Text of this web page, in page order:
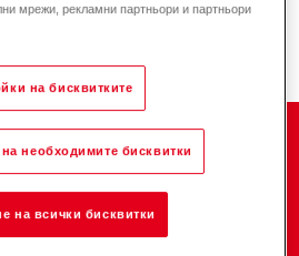
мрежи, рекламни партньори и партньори
на бисквитките
необходимите бисквитки
на всички бисквитки